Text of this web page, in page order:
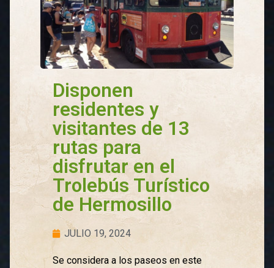
Disponen
residentes y
visitantes de 13
rutas para
disfrutar en el
Trolebús Turístico
de Hermosillo
JULIO 19, 2024
Se considera a los paseos en este